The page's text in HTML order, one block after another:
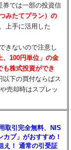
券では一部の投資信
みたてプラン）の
上手に活用した
きないので注意し
、100円単位」の金
も株式投資ができ
以下の買付ならばス
売却時はスプレッ
取引完全無料、NIS
ブ」がおすすめ！
え！ 通常の引受証